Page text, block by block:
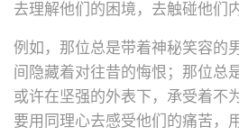
去理解他们的困境，去触碰他们
例如，那位总是带着神秘笑容的
间隐藏着对往昔的悔恨；那位总
或许在坚强的外表下，承受着不
要用同理心去感受他们的痛苦，